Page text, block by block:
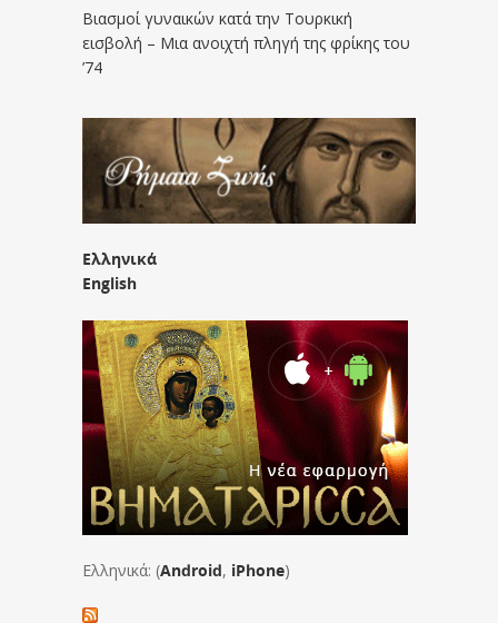
Βιασμοί γυναικών κατά την Τουρκική
εισβολή – Μια ανοιχτή πληγή της φρίκης του
’74
Ελληνικά
English
Ελληνικά: (Android, iPhone)